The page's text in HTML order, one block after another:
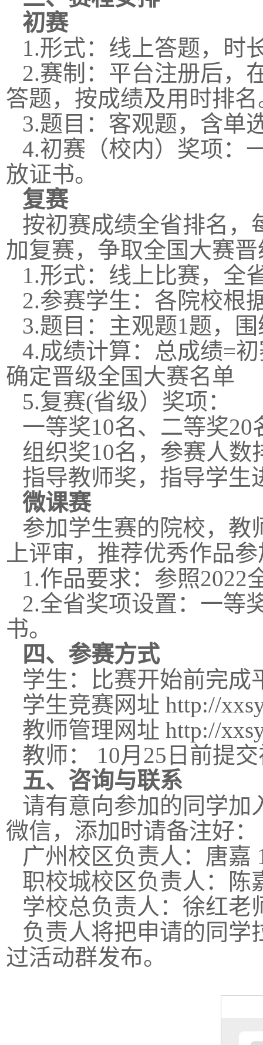
初赛
1.形式：线上答题，时
2.赛制：平台注册后，
答题，按成绩及用时排名
3.题目：客观题，含单
4.初赛（校内）奖项：
放证书。
复赛
按初赛成绩全省排名，
加复赛，争取全国大赛
1.形式：线上比赛，全
2.参赛学生：各院校根
3.题目：主观题1题，
4.成绩计算：总成绩=
确定晋级全国大赛名单
5.复赛(省级）奖项：
一等奖10名、二等奖
组织奖10名，参赛人
指导教师奖，指导学生
微课赛
参加学生赛的院校，教
上评审，推荐优秀作品
1.作品要求：参照2022
2.全省奖项设置：一等
书。
四、参赛方式
学生：比赛开始前完成
学生竞赛网址 http://
教师管理网址 http://
教师： 10月25日前提
五、咨询与联系
请有意向参加的同学加
微信，添加时请备注好
广州校区负责人：唐嘉
职校城校区负责人：陈
学校总负责人：徐红老
负责人将把申请的同学
过活动群发布。